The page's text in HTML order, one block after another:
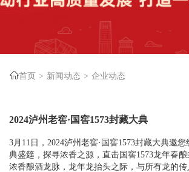
首页 新闻动态 企业动态
2024泸州老窖·国窖1573封藏大典
3月11日，2024泸州老窖·国窖1573封藏大典邀您
典盛筵，探寻浓香之源，直击国窖1573龙年春酿
浓香酿酒龙脉，龙年龙抬头之际，与所有龙的